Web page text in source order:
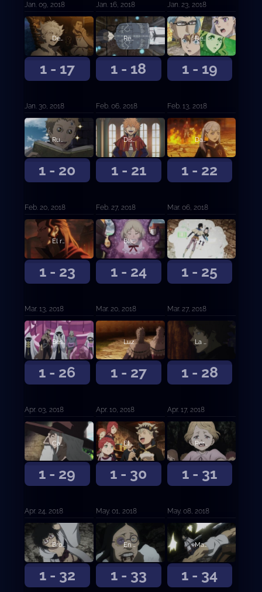
Jan. 09, 2018 Jan. 16, 2018 Jan. 23, 2018
1 - 17
Destructor
Jan. 30, 2018
1 - 18
Recuerdos del pasado
Feb. 06, 2018
1 - 19
Destrucción y salvación
Feb. 13, 2018
1 - 20
Runión en la capital
Feb. 20, 2018
1 - 21
Disturbios en la capital
Feb. 27, 2018
1 - 22
Danza bulliciosa de magia
Mar. 06, 2018
1 - 23
El rey león carmesí
Mar. 13, 2018
1 - 24
Blackout
Mar. 20, 2018
1 - 25
Adversidad
Mar. 27, 2018
1 - 26
Bestia herida
Apr. 03, 2018
1 - 27
Luz
Apr. 10, 2018
1 - 28
La persona en mi corazón
Apr. 17, 2018
1 - 29
Camino
Apr. 24, 2018
1 - 30
El mago del espejo
May. 01, 2018
1 - 31
Persecución en la nieve
May. 08, 2018
1 - 32
Brotes de tres hojas
1 - 33
En el futuro ayudará a alguien
1 - 34
Magia de Luz contra Magia de Oscuridad